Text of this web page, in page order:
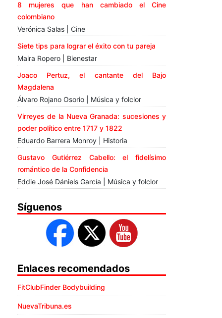
8 mujeres que han cambiado el Cine
colombiano
Verónica Salas | Cine
Siete tips para lograr el éxito con tu pareja
Maira Ropero | Bienestar
Joaco Pertuz, el cantante del Bajo
Magdalena
Álvaro Rojano Osorio | Música y folclor
Virreyes de la Nueva Granada: sucesiones y
poder político entre 1717 y 1822
Eduardo Barrera Monroy | Historia
Gustavo Gutiérrez Cabello: el fidelísimo
romántico de la Confidencia
Eddie José Dániels García | Música y folclor
Síguenos
Enlaces recomendados
FitClubFinder Bodybuilding
NuevaTribuna.es